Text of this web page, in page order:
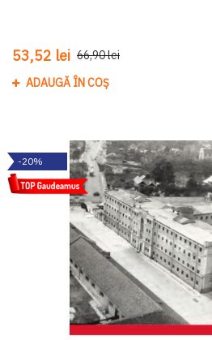
53,52 lei 66,90 lei
ADAUGĂ ÎN COȘ
-20%